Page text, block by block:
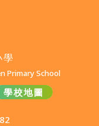
Primary School
學校地圖